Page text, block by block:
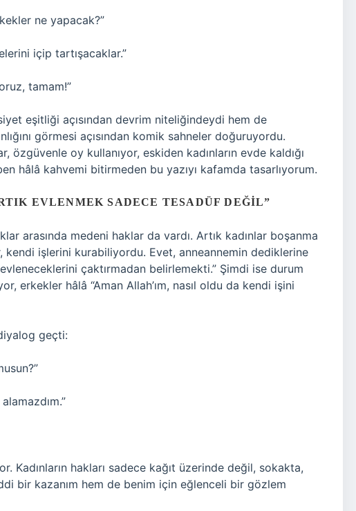
ne yapacak?”
içip tartışacaklar.”
tamam!”
eşitliği açısından devrim niteliğindeydi hem de
görmesi açısından komik sahneler doğuruyordu.
özgüvenle oy kullanıyor, eskiden kadınların evde kaldığı
hâlâ kahvemi bitirmeden bu yazıyı kafamda tasarlıyorum.
EVLENMEK SADECE TESADÜF DEĞIL”
arasında medeni haklar da vardı. Artık kadınlar boşanma
işlerini kurabiliyordu. Evet, anneannemin dediklerine
çaktırmadan belirlemekti.” Şimdi ise durum
erkekler hâlâ “Aman Allah’ım, nasıl oldu da kendi işini
geçti:
Kadınların hakları sadece kağıt üzerinde değil, sokakta,
bir kazanım hem de benim için eğlenceli bir gözlem